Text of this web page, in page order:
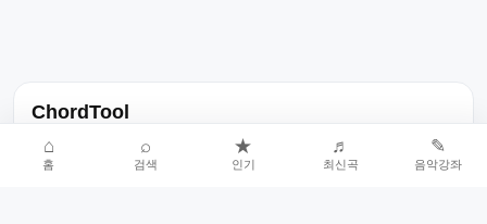
ChordTool
노래 가사, 곡 정보, 코드, 악보를 한곳에서 찾을 수 있는 음악 정보
서비스입니다.
⌂
홈
⌕
검색
★
인기
♬
최신곡
✎
음악강좌